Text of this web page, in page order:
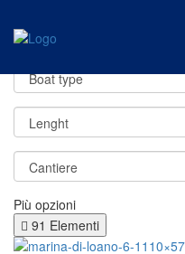
47
Più opzioni
91 Elementi